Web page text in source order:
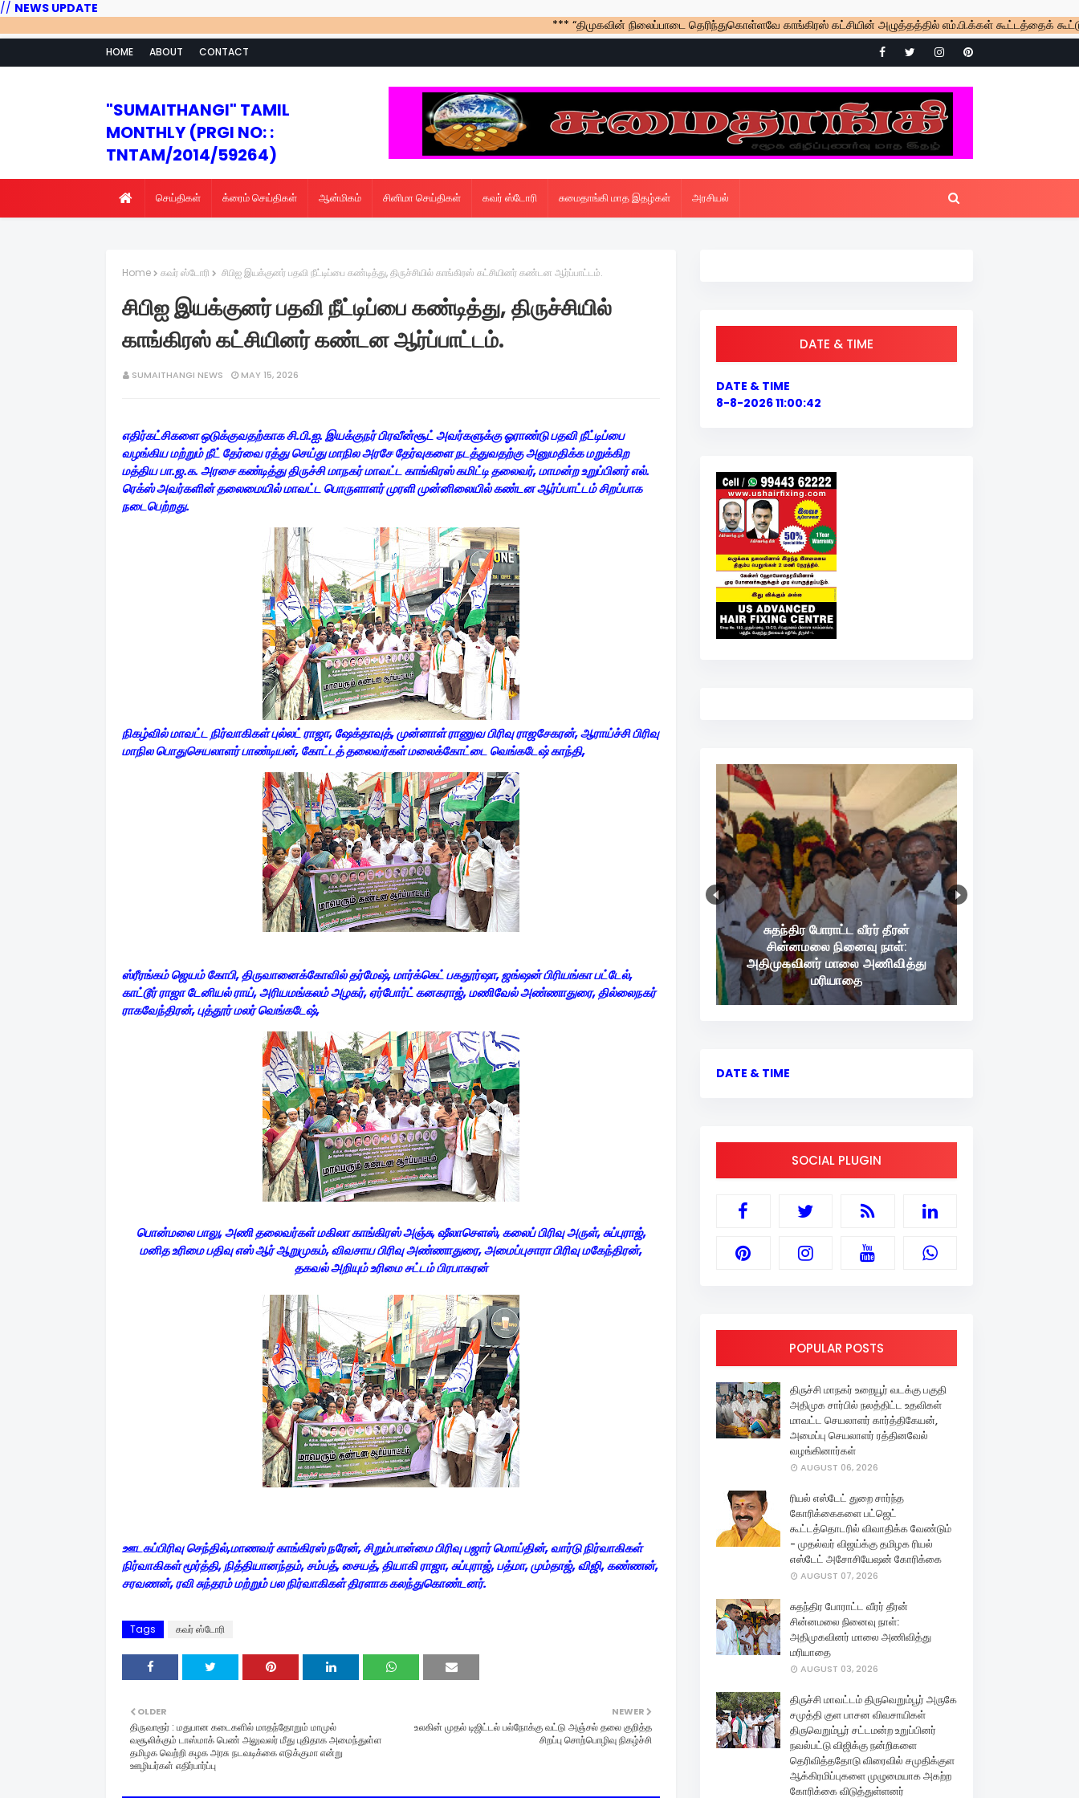
// NEWS UPDATE
*** “திமுகவின் நிலைப்பாடை தெரிந்துகொள்ளவே காங்கிரஸ் கட்சியின் அழுத்தத்தில் எம்.பி.க்கள் கூட்டத்தைக்
HOME ABOUT CONTACT
"SUMAITHANGI" TAMIL
MONTHLY (PRGI NO: :
TNTAM/2014/59264)
செய்திகள் க்ரைம் செய்திகள் ஆன்மிகம் சினிமா செய்திகள் கவர் ஸ்டோரி சுமைதாங்கி மாத இதழ்கள் அரசியல்
Home கவர் ஸ்டோரி சிபிஐ இயக்குனர் பதவி நீட்டிப்பை கண்டித்து, திருச்சியில் காங்கிரஸ் கட்சியினர் கண்டன ஆர்ப்பாட்டம்.
சிபிஐ இயக்குனர் பதவி நீட்டிப்பை கண்டித்து, திருச்சியில்
காங்கிரஸ் கட்சியினர் கண்டன ஆர்ப்பாட்டம்.
SUMAITHANGI NEWS MAY 15, 2026
எதிர்கட்சிகளை ஒடுக்குவதற்காக சி.பி.ஐ. இயக்குநர் பிரவீன்சூட் அவர்களுக்கு ஓராண்டு பதவி நீட்டிப்பை
வழங்கிய மற்றும் நீட் தேர்வை ரத்து செய்து மாநில அரசே தேர்வுகளை நடத்துவதற்கு அனுமதிக்க மறுக்கிற
மத்திய பா.ஜ.க. அரசை கண்டித்து திருச்சி மாநகர் மாவட்ட காங்கிரஸ் கமிட்டி தலைவர், மாமன்ற உறுப்பினர் எல்.
ரெக்ஸ் அவர்களின் தலைமையில் மாவட்ட பொருளாளர் முரளி முன்னிலையில் கண்டன ஆர்ப்பாட்டம் சிறப்பாக
நடைபெற்றது.
நிகழ்வில் மாவட்ட நிர்வாகிகள் புல்லட் ராஜா, ஷேக்தாவுத், முன்னாள் ராணுவ பிரிவு ராஜசேகரன், ஆராய்ச்சி பிரிவு
மாநில பொதுசெயலாளர் பாண்டியன், கோட்டத் தலைவர்கள் மலைக்கோட்டை வெங்கடேஷ் காந்தி,
ஸ்ரீரங்கம் ஜெயம் கோபி, திருவானைக்கோவில் தர்மேஷ், மார்க்கெட் பகதூர்ஷா, ஜங்ஷன் பிரியங்கா பட்டேல்,
காட்டூர் ராஜா டேனியல் ராய், அரியமங்கலம் அழகர், ஏர்போர்ட் கனகராஜ், மணிவேல் அண்ணாதுரை, தில்லைநகர்
ராகவேந்திரன், புத்தூர் மலர் வெங்கடேஷ்,
பொன்மலை பாலு, அணி தலைவர்கள் மகிலா காங்கிரஸ் அஞ்சு, ஷீலாசெளஸ், கலைப் பிரிவு அருள், சுப்புராஜ்,
மனித உரிமை பதிவு எஸ் ஆர் ஆறுமுகம், விவசாய பிரிவு அண்ணாதுரை, அமைப்புசாரா பிரிவு மகேந்திரன்,
தகவல் அறியும் உரிமை சட்டம் பிரபாகரன்
ஊடகப்பிரிவு செந்தில்,மாணவர் காங்கிரஸ் நரேன், சிறும்பான்மை பிரிவு பஜார் மொய்தின், வார்டு நிர்வாகிகள்
நிர்வாகிகள் மூர்த்தி, நித்தியானந்தம், சம்பத், சையத், தியாகி ராஜா, சுப்புராஜ், பத்மா, மும்தாஜ், விஜி, கண்ணன்,
சரவணன், ரவி சுந்தரம் மற்றும் பல நிர்வாகிகள் திரளாக கலந்துகொண்டனர்.
Tags கவர் ஸ்டோரி
NEWER
உலகின் முதல் டிஜிட்டல் பல்நோக்கு வட்டு அஞ்சல் தலை குறித்த
சிறப்பு சொற்பொழிவு நிகழ்ச்சி
OLDER
திருவாரூர் : மதுபான கடைகளில் மாதந்தோறும் மாமுல்
வசூலிக்கும் டாஸ்மாக் பெண் அலுவலர் மீது புதிதாக அமைந்துள்ள
தமிழக வெற்றி கழக அரசு நடவடிக்கை எடுக்குமா என்று
ஊழியர்கள் எதிர்பார்ப்பு
DATE & TIME
DATE & TIME
8-8-2026 11:00:43
சுதந்திர போராட்ட வீரர் தீரன்
சின்னமலை நினைவு நாள்:
அதிமுகவினர் மாலை அணிவித்து
மரியாதை
DATE & TIME
SOCIAL PLUGIN
POPULAR POSTS
திருச்சி மாநகர் உறையூர் வடக்கு பகுதி
அதிமுக சார்பில் நலத்திட்ட உதவிகள்
மாவட்ட செயலாளர் கார்த்திகேயன்,
அமைப்பு செயலாளர் ரத்தினவேல்
வழங்கினார்கள்
AUGUST 06, 2026
ரியல் எஸ்டேட் துறை சார்ந்த
கோரிக்கைகளை பட்ஜெட்
கூட்டத்தொடரில் விவாதிக்க வேண்டும்
- முதல்வர் விஜய்க்கு தமிழக ரியல்
எஸ்டேட் அசோசியேஷன் கோரிக்கை
AUGUST 07, 2026
சுதந்திர போராட்ட வீரர் தீரன்
சின்னமலை நினைவு நாள்:
அதிமுகவினர் மாலை அணிவித்து
மரியாதை
AUGUST 03, 2026
திருச்சி மாவட்டம் திருவெறும்பூர் அருகே
சமுத்தி குள பாசன விவசாயிகள்
திருவெறும்பூர் சட்டமன்ற உறுப்பினர்
நவல்பட்டு விஜிக்கு நன்றிகளை
தெரிவித்ததோடு விரைவில் சமுதிக்குள
ஆக்கிரமிப்புகளை முழுமையாக அகற்ற
கோரிக்கை விடுத்துள்ளனர்